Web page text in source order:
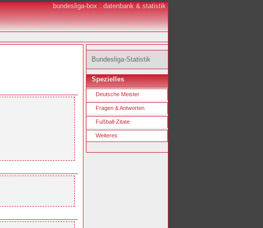
bundesliga-box : datenbank & statistik
Bundesliga-Statistik
Spezielles
Deutsche Meister
Fragen & Antworten
Fußball-Zitate
Weiteres